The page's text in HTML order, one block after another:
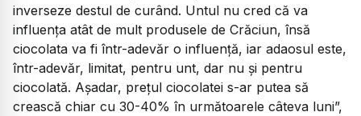
inverseze destul de curând. Untul nu cred că va
influența atât de mult produsele de Crăciun, însă
ciocolata va fi într-adevăr o influență, iar adaosul este,
într-adevăr, limitat, pentru unt, dar nu și pentru
ciocolată. Așadar, prețul ciocolatei s-ar putea să
crească chiar cu 30-40% în următoarele câteva luni”,